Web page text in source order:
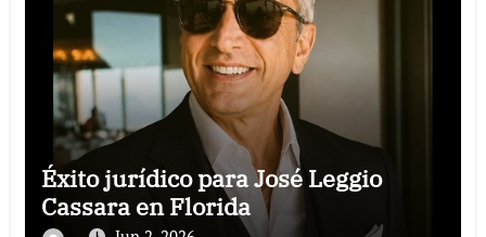
Éxito jurídico para José Leggio
Cassara en Florida